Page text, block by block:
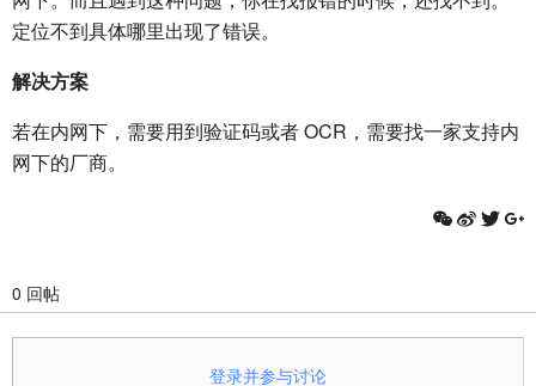
定位不到具体哪里出现了错误。
解决方案
若在内网下，需要用到验证码或者 OCR，需要找一家支持内
网下的厂商。
0 回帖
登录并参与讨论